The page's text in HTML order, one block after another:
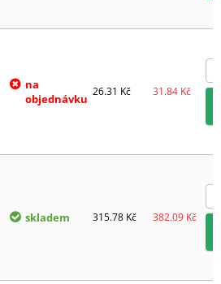
na
objednávku
26.31 Kč 31.84 Kč
skladem 315.78 Kč 382.09 Kč